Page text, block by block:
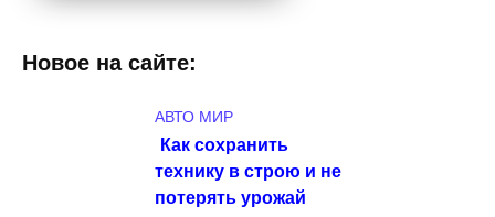
Новое на сайте:
АВТО МИР
Как сохранить
технику в строю и не
потерять урожай